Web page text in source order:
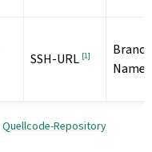
SSH-URL [1]
Name
Quellcode-Repository